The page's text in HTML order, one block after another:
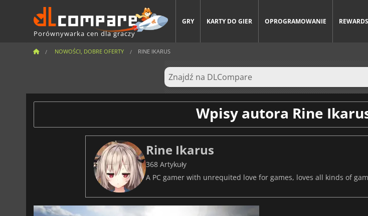
Porównywarka cen dla graczy
GRY KARTY DO GIER OPROGRAMOWANIE REWARDS
NOWOŚCI, DOBRE OFERTY RINE IKARUS
Wpisy autora Rine
Rine Ikarus
368 Artykuły
A PC gamer with unrequited love for games, loves all kinds of